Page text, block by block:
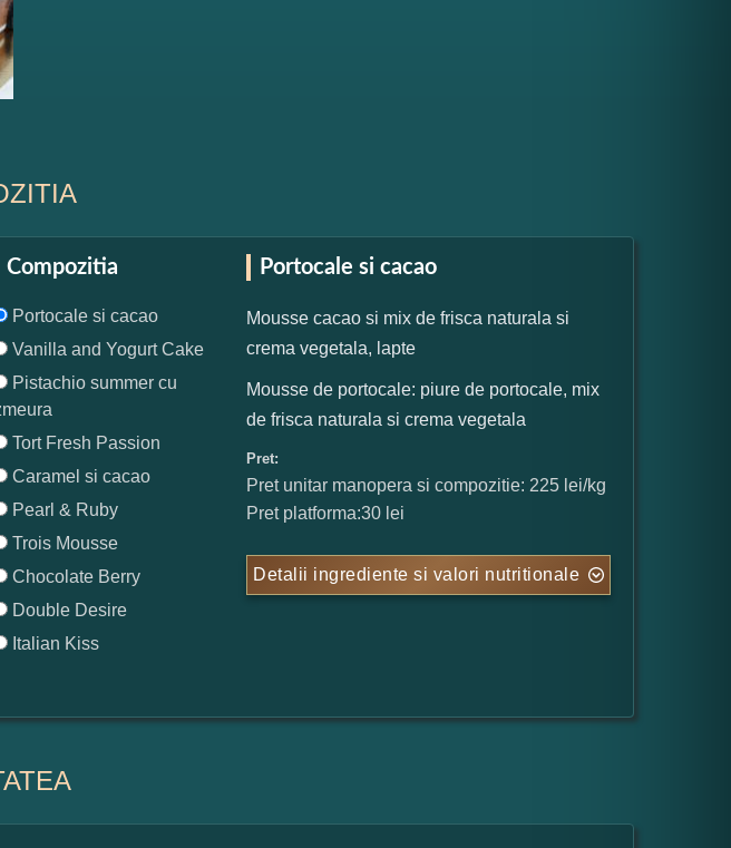
Compozitia
Portocale si cacao
Vanilla and Yogurt Cake
Pistachio summer cu
Tort Fresh Passion
Caramel si cacao
Pearl & Ruby
Trois Mousse
Chocolate Berry
Double Desire
Italian Kiss
Portocale si cacao
Mousse cacao si mix de frisca naturala si
crema vegetala, lapte
Mousse de portocale: piure de portocale, mix
de frisca naturala si crema vegetala
Pret:
Pret unitar manopera si compozitie: 225 lei/kg
Pret platforma:30 lei
Detalii ingrediente si valori nutritionale